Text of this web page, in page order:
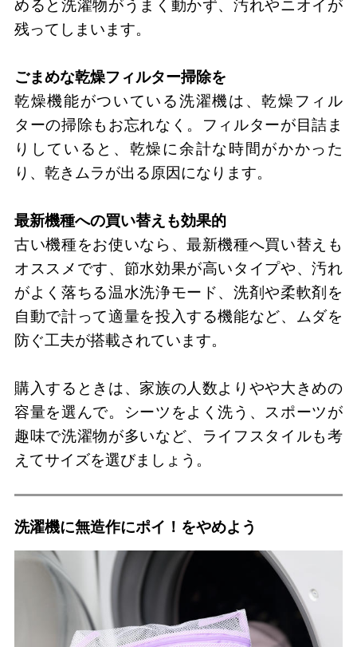
めると洗濯物がうまく動かず、汚れやニオイが
残ってしまいます。
ごまめな乾燥フィルター掃除を
乾燥機能がついている洗濯機は、乾燥フィル
ターの掃除もお忘れなく。フィルターが目詰ま
りしていると、乾燥に余計な時間がかかった
り、乾きムラが出る原因になります。
最新機種への買い替えも効果的
古い機種をお使いなら、最新機種へ買い替えも
オススメです、節水効果が高いタイプや、汚れ
がよく落ちる温水洗浄モード、洗剤や柔軟剤を
自動で計って適量を投入する機能など、ムダを
防ぐ工夫が搭載されています。
購入するときは、家族の人数よりやや大きめの
容量を選んで。シーツをよく洗う、スポーツが
趣味で洗濯物が多いなど、ライフスタイルも考
えてサイズを選びましょう。
洗濯機に無造作にポイ！をやめよう